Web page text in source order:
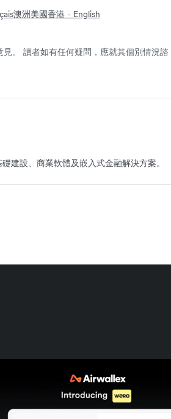
澳洲美國香港 - English
。 讀者如有任何疑問，應就其個別情況諮
建設、商業軟體及嵌入式金融解決方案。